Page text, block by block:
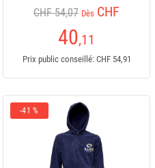
CHF 54,07 Dès CHF
40,11
Prix public conseillé: CHF 54,91
-41 %